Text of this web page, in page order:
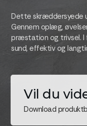
Dette skræddersyede
Gennem oplæg,
præstation og trivsel. I
sund, effektiv og
Vil du
Download